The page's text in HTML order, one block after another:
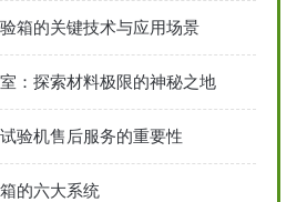
箱的关键技术与应用场景
：探索材料极限的神秘之地
验机售后服务的重要性
的六大系统